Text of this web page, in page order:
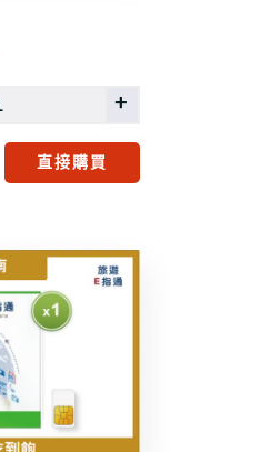
+
直接購買